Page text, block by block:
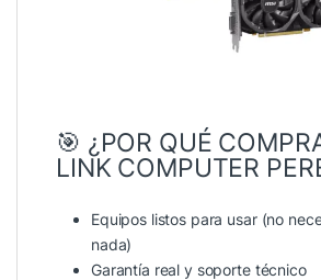
🎯 ¿POR QUÉ
LINK COMPUTER
Equipos listos para usar (no
nada)
Garantía real y soporte técnico